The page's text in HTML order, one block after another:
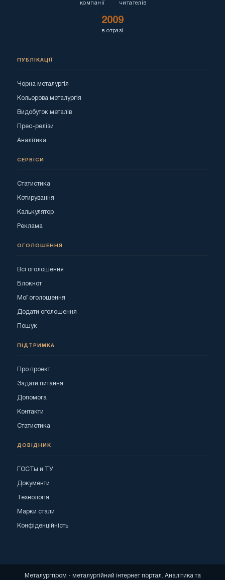
компанії читателів
2009
в отразі
ПУБЛІКАЦІЇ
Чорна металургія
Кольорова металургія
Видобуток металів
Прес-релізи
Аналітика
СЕРВІСИ
Статистика
Котирування
Калькулятор
Реклама
ОГОЛОШЕННЯ
Всі оголошення
Блокнот
Мої оголошення
Додати оголошення
Пошук
ПІДТРИМКА
Про проект
Задати питання
Допомога
Контакти
Статистика
ДОВІДНИК
ГОСТы и ТУ
Документи
Технологія
Марки стали
Конфіденційність
Металургпром - металургійний інтернет портал. Аналітика та